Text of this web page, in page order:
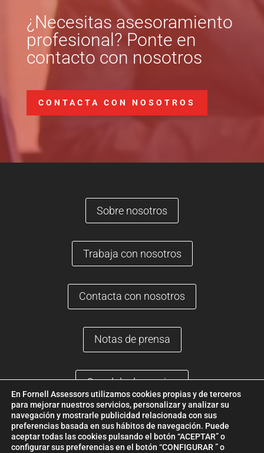
¿Necesitas asesoramiento
profesional? Ponte en
contacto con nosotros
CONTACTA CON NOSOTROS
Sobre nosotros
Trabaja con nosotros
Contacta con nosotros
Notas de prensa
Canal de denuncias
Plaça Joan Serrats, 4, 08760 Martorell, Barcelona |(+34) 937 736
760| fornell@fornellassessors.es
En Fornell Assessors utilizamos cookies propias y de terceros
para mejorar nuestros servicios, personalizar y analizar su
navegación y mostrarle publicidad relacionada con sus
preferencias basada en sus hábitos de navegación. Puede
aceptar todas las cookies pulsando el botón “ACEPTAR” o
configurar sus preferencias en el botón “CONFIGURAR ” o